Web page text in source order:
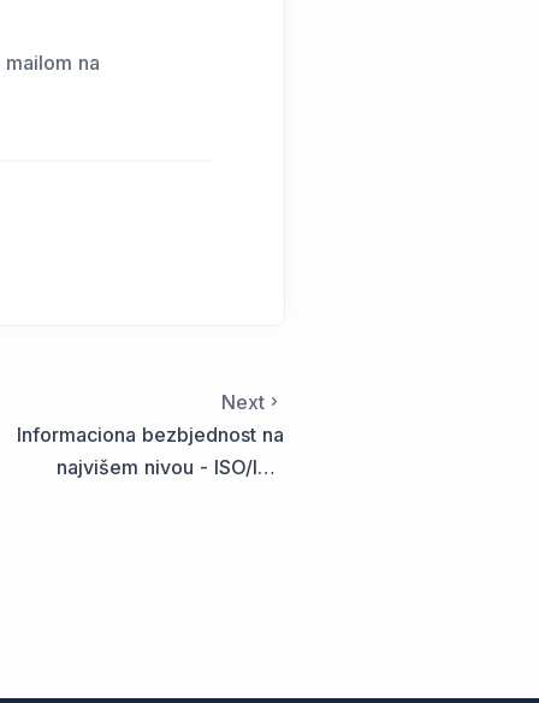
na
Next
Informaciona bezbjednost na
najvišem nivou - ISO/IEC